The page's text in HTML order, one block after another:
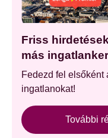
Friss
más
Fedezd fel elsőként
ingatlanokat!
További